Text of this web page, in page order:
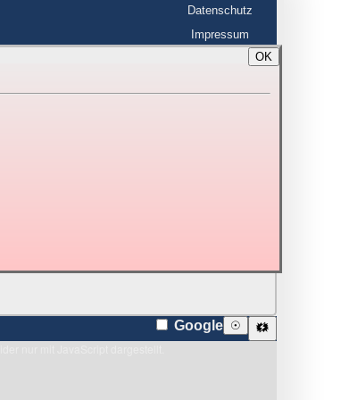
OK
Datenschutz
Impressum
Blitzmarathon ☰
🗱
☉
Google